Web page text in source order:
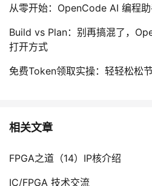
从零开始：OpenCode AI 编程
Build vs Plan：别再搞混了，
打开方式
免费Token领取实操：轻轻松松
相关文章
FPGA之道（14）IP核介绍
IC/FPGA 技术交流